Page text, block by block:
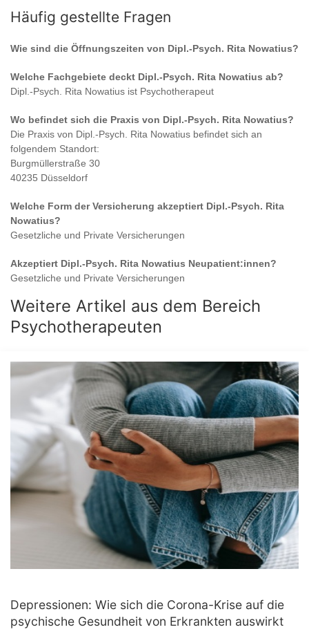
Häufig gestellte Fragen
Wie sind die Öffnungszeiten von Dipl.-Psych. Rita Nowatius?
Welche Fachgebiete deckt Dipl.-Psych. Rita Nowatius ab?
Dipl.-Psych. Rita Nowatius ist Psychotherapeut
Wo befindet sich die Praxis von Dipl.-Psych. Rita Nowatius?
Die Praxis von Dipl.-Psych. Rita Nowatius befindet sich an
folgendem Standort:
Burgmüllerstraße 30
40235 Düsseldorf
Welche Form der Versicherung akzeptiert Dipl.-Psych. Rita
Nowatius?
Gesetzliche und Private Versicherungen
Akzeptiert Dipl.-Psych. Rita Nowatius Neupatient:innen?
Gesetzliche und Private Versicherungen
Weitere Artikel aus dem Bereich
Psychotherapeuten
Depressionen: Wie sich die Corona-Krise auf die
psychische Gesundheit von Erkrankten auswirkt